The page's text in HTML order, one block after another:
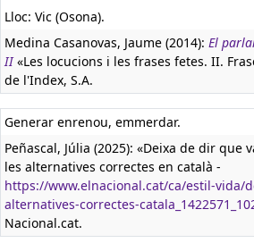
Lloc: Vic (Osona).
Medina Casanovas, Jaume (2014): El
II«Les locucions i les frases fetes. II.
de l'Index, S.A.
Generar enrenou, emmerdar.
Peñascal, Júlia (2025): «Deixa de dir que
les alternatives correctes en català -
https://www.elnacional.cat/ca/estil-vida/
alternatives-correctes-
Nacional.cat.